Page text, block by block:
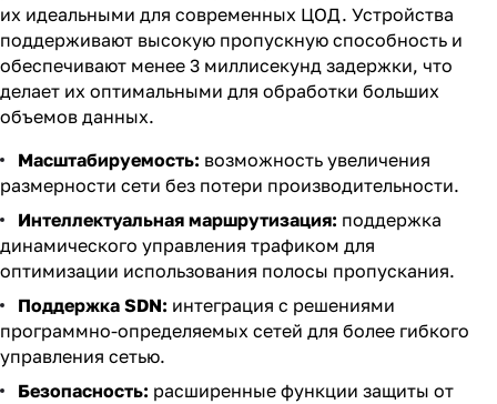
их идеальными для современных ЦОД. Устройства
поддерживают высокую пропускную способность и
обеспечивают менее 3 миллисекунд задержки, что
делает их оптимальными для обработки больших
объемов данных.
Масштабируемость: возможность увеличения
размерности сети без потери производительности.
Интеллектуальная маршрутизация: поддержка
динамического управления трафиком для
оптимизации использования полосы пропускания.
Поддержка SDN: интеграция с решениями
программно-определяемых сетей для более гибкого
управления сетью.
Безопасность: расширенные функции защиты от